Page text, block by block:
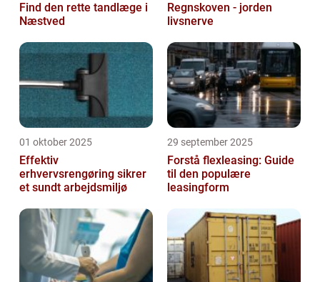
Find den rette tandlæge i
Næstved
Regnskoven - jorden
livsnerve
01 oktober 2025
Effektiv
erhvervsrengøring sikrer
et sundt arbejdsmiljø
29 september 2025
Forstå flexleasing: Guide
til den populære
leasingform